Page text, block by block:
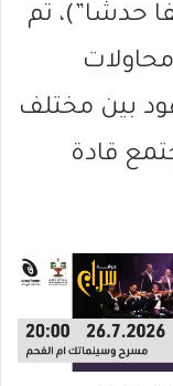
حدشا”)، تم
بين مختلف
قادة